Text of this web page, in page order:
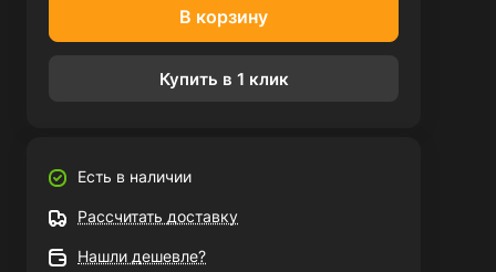
В корзину
Купить в 1 клик
Есть в наличии
Рассчитать доставку
Нашли дешевле?